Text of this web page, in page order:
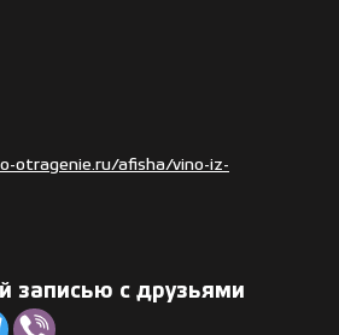
otragenie.ru/afisha/vino-iz-
записью с друзьями